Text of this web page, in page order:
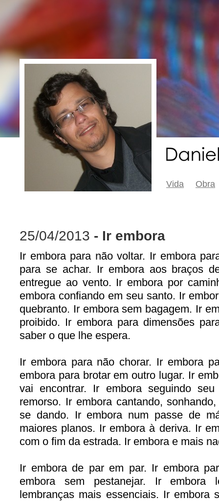
Vida Obra
25/04/2013 - Ir embora
Ir embora para não voltar. Ir embora
para se achar. Ir embora aos braços
entregue ao vento. Ir embora por
embora confiando em seu santo. Ir
quebranto. Ir embora sem bagagem. Ir
proibido. Ir embora para dimensões
saber o que lhe espera.
Ir embora para não chorar. Ir embora
embora para brotar em outro lugar. Ir
vai encontrar. Ir embora seguindo
remorso. Ir embora cantando,
se dando. Ir embora num passe de
maiores planos. Ir embora à deriva. Ir
com o fim da estrada. Ir embora e mais
Ir embora de par em par. Ir embora
embora sem pestanejar. Ir embora
lembranças mais essenciais. Ir embora